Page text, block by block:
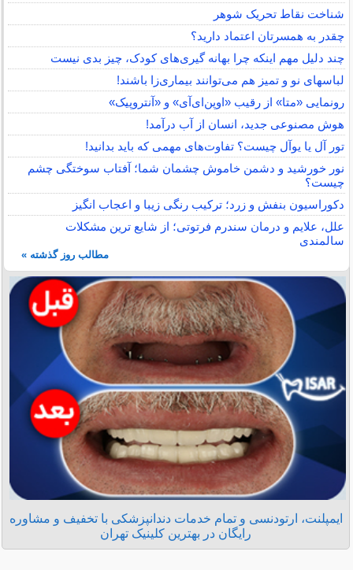
شناخت نقاط تحریک شوهر
چقدر به همسرتان اعتماد دارید؟
چند دلیل مهم اینکه چرا بهانه گیری‌های کودک، چیز بدی نیست
لباس‎های نو و تمیز هم می‌توانند بیماری‌زا باشند!
رونمایی «متا» از رقیب «اوپن‌ای‌آی» و «آنتروپیک»
هوش مصنوعی جدید، انسان از آب درآمد!
تور آل یا یوآل چیست؟ تفاوت‌های مهمی که باید بدانید!
نور خورشید و دشمن خاموش چشمان شما؛ آفتاب سوختگی چشم
چیست؟
دکوراسیون بنفش و زرد؛ ترکیب رنگی زیبا و اعجاب انگیز
علل، علایم و درمان سندرم فرتوتی؛ از شایع ترین مشکلات
سالمندی
مطالب روز گذشته »
ایمپلنت، ارتودنسی و تمام خدمات دندانپزشکی با تخفیف و مشاوره
رایگان در بهترین کلینیک تهران